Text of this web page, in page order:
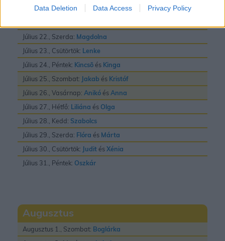
Data Deletion Data Access Privacy Policy
Július 20., Hétfő:Illés
Július 22., Szerda: Magdolna
Július 23., Csütörtök: Lenke
Július 24., Péntek: Kincsõ és Kinga
Július 25., Szombat: Jakab és Kristóf
Július 26., Vasárnap: Anikó ésAnna
Július 27., Hétfő: Liliána és Olga
Július 28., Kedd: Szabolcs
Július 29., Szerda: Flóra és Márta
Július 30., Csütörtök: Judit ésXénia
Július 31., Péntek: Oszkár
Augusztus
Augusztus 1., Szombat: Boglárka